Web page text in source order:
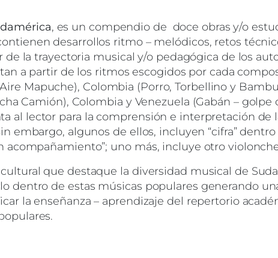
, es un compendio de doce obras y/o
desarrollos ritmo – melódicos, retos
la trayectoria musical y/o pedagógica de los
a partir de los ritmos escogidos por cada
Mapuche), Colombia (Porro, Torbellino y
Camión), Colombia y Venezuela (Gabán – golpe
al lector para la comprensión e interpretación de
embargo, algunos de ellos, incluyen “cifra”
acompañamiento”; uno más, incluye otro
que destaque la diversidad musical de
dentro de estas músicas populares generando
la enseñanza – aprendizaje del repertorio